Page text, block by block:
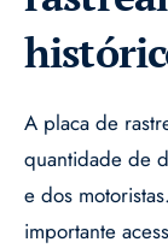
A placa de
quantidade de
e dos
importante